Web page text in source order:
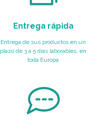
Entrega rápida
Entrega de sus productos en un
plazo de 3 a 5 días laborables, en
toda Europa